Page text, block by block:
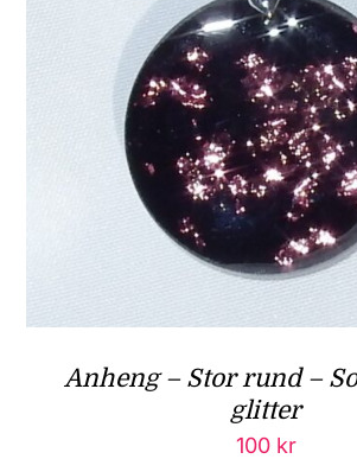
Anheng – Stor rund –
glitter
100 kr